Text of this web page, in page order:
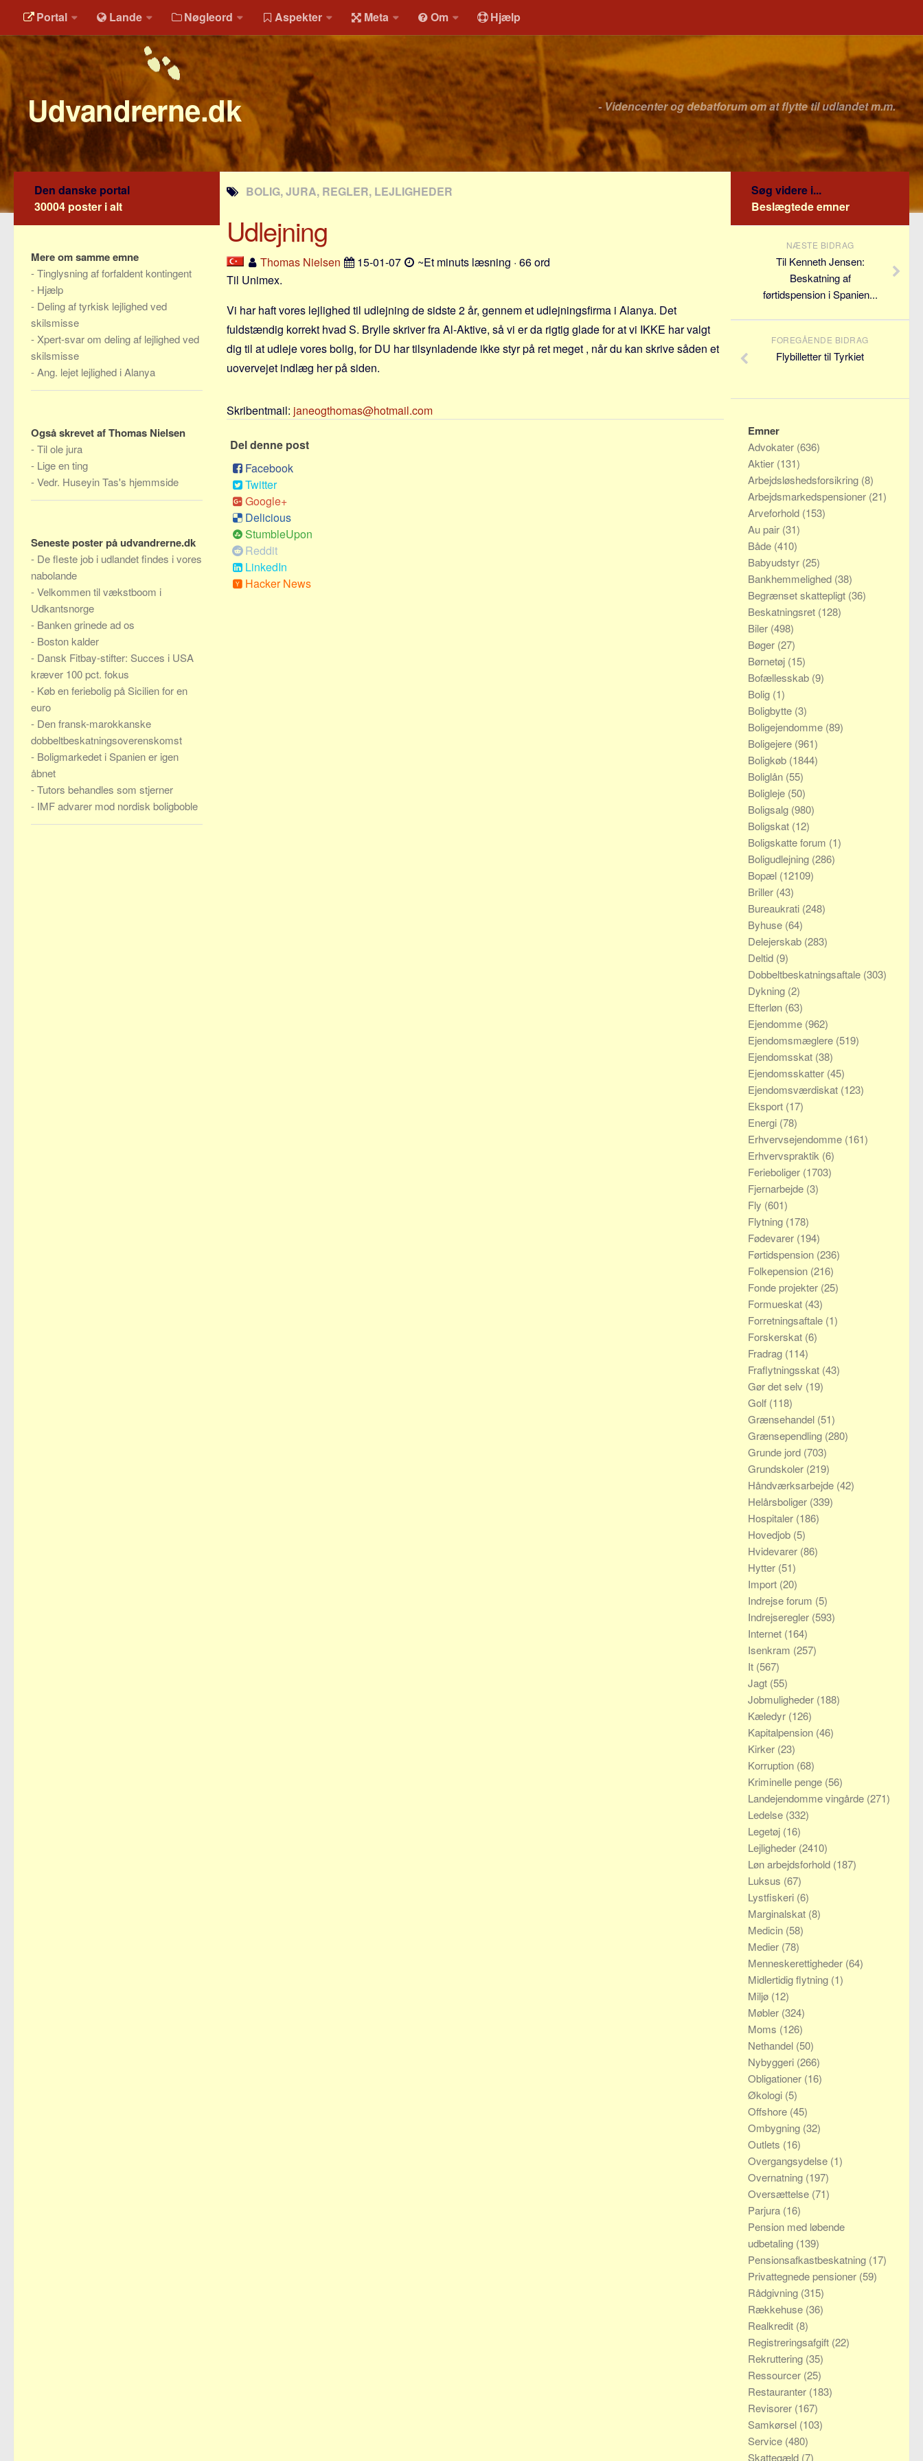
Portal Lande Nøgleord Aspekter Meta Om Hjælp
Udvandrerne.dk - Videncenter og debatforum om at flytte til udlandet m.m.
BOLIG, JURA, REGLER, LEJLIGHEDER
Udlejning
Thomas Nielsen 15-01-07
~Et minuts læsning · 66 ord
Til Unimex.
Vi har haft vores lejlighed til udlejning de sidste 2 år, gennem et udlejningsfirma i Alanya. Det
fuldstændig korrekt hvad S. Brylle skriver fra Al-Aktive, så vi er da rigtig glade for at vi IKKE har valgt
dig til at udleje vores bolig, for DU har tilsynladende ikke styr på ret meget , når du kan skrive såden et
uovervejet indlæg her på siden.
Skribentmail: janeogthomas@hotmail.com
Del denne post
Facebook
Twitter
Google+
Delicious
StumbleUpon
Reddit
LinkedIn
Hacker News
Den danske portal
30004 poster i alt
Mere om samme emne
-Tinglysning af forfaldent kontingent
- Hjælp
- Deling af tyrkisk lejlighed ved
skilsmisse
- Xpert-svar om deling af lejlighed ved
skilsmisse
-Ang. lejet lejlighed i Alanya
Også skrevet af Thomas Nielsen
-Til ole jura
- Lige en ting
-Vedr. Huseyin Tas's hjemmside
Seneste poster på udvandrerne.dk
- De fleste job i udlandet findes i vores
nabolande
-Velkommen til vækstboom i
Udkantsnorge
- Banken grinede ad os
- Boston kalder
- Dansk Fitbay-stifter: Succes i USA
kræver 100 pct. fokus
- Køb en feriebolig på Sicilien for en
euro
- Den fransk-marokkanske
dobbeltbeskatningsoverenskomst
- Boligmarkedet i Spanien er igen
åbnet
-Tutors behandles som stjerner
- IMF advarer mod nordisk boligboble
Søg videre i...
Beslægtede emner
NÆSTE BIDRAG
Til Kenneth Jensen:
Beskatning af
førtidspension i Spanien...
FOREGÅENDE BIDRAG
Flybilletter til Tyrkiet
Emner
Advokater (636)
Aktier (131)
Arbejdsløshedsforsikring (8)
Arbejdsmarkedspensioner (21)
Arveforhold (153)
Au pair (31)
Både (410)
Babyudstyr (25)
Bankhemmelighed (38)
Begrænset skattepligt (36)
Beskatningsret (128)
Biler (498)
Bøger (27)
Børnetøj (15)
Bofællesskab (9)
Bolig (1)
Boligbytte (3)
Boligejendomme (89)
Boligejere (961)
Boligkøb (1844)
Boliglån (55)
Boligleje (50)
Boligsalg (980)
Boligskat (12)
Boligskatte forum (1)
Boligudlejning (286)
Bopæl (12109)
Briller (43)
Bureaukrati (248)
Byhuse (64)
Delejerskab (283)
Deltid (9)
Dobbeltbeskatningsaftale (303)
Dykning (2)
Efterløn (63)
Ejendomme (962)
Ejendomsmæglere (519)
Ejendomsskat (38)
Ejendomsskatter (45)
Ejendomsværdiskat (123)
Eksport (17)
Energi (78)
Erhvervsejendomme (161)
Erhvervspraktik (6)
Ferieboliger (1703)
Fjernarbejde (3)
Fly (601)
Flytning (178)
Fødevarer (194)
Førtidspension (236)
Folkepension (216)
Fonde projekter (25)
Formueskat (43)
Forretningsaftale (1)
Forskerskat (6)
Fradrag (114)
Fraflytningsskat (43)
Gør det selv (19)
Golf (118)
Grænsehandel (51)
Grænsependling (280)
Grunde jord (703)
Grundskoler (219)
Håndværksarbejde (42)
Helårsboliger (339)
Hospitaler (186)
Hovedjob (5)
Hvidevarer (86)
Hytter (51)
Import (20)
Indrejse forum (5)
Indrejseregler (593)
Internet (164)
Isenkram (257)
It (567)
Jagt (55)
Jobmuligheder (188)
Kæledyr (126)
Kapitalpension (46)
Kirker (23)
Korruption (68)
Kriminelle penge (56)
Landejendomme vingårde (271)
Ledelse (332)
Legetøj (16)
Lejligheder (2410)
Løn arbejdsforhold (187)
Luksus (67)
Lystfiskeri (6)
Marginalskat (8)
Medicin (58)
Medier (78)
Menneskerettigheder (64)
Midlertidig flytning (1)
Miljø (12)
Møbler (324)
Moms (126)
Nethandel (50)
Nybyggeri (266)
Obligationer (16)
Økologi (5)
Offshore (45)
Ombygning (32)
Outlets (16)
Overgangsydelse (1)
Overnatning (197)
Oversættelse (71)
Parjura (16)
Pension med løbende
udbetaling (139)
Pensionsafkastbeskatning (17)
Privattegnede pensioner (59)
Rådgivning (315)
Rækkehuse (36)
Realkredit (8)
Registreringsafgift (22)
Rekruttering (35)
Ressourcer (25)
Restauranter (183)
Revisorer (167)
Samkørsel (103)
Service (480)
Skattegæld (7)